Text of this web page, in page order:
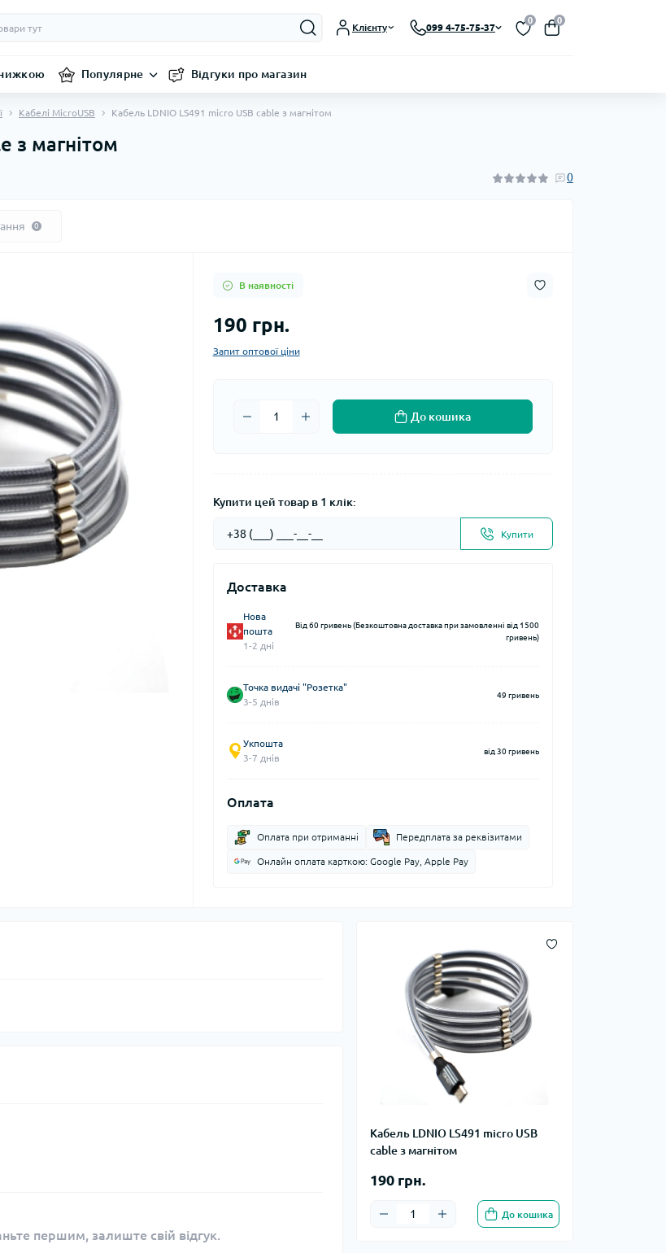
Клієнту 099 4-75-75-37
0 0
Популярне Відгуки про магазин
Кабелі MicroUSB Кабель LDNIO LS491 micro USB cable з магнітом
з магнітом
0
0
В наявності
190 грн.
Запит оптової ціни
До кошика
Купити цей товар в 1 клік:
Купити
Доставка
Нова
пошта
1-2 дні
Від 60 гривень (Безкоштовна доставка при замовленні від 1500
гривень)
Точка видачі "Розетка"
3-5 днів
49 гривень
Укпошта
3-7 днів
від 30 гривень
Оплата
Оплата при отриманні Передплата за реквізитами
Онлайн оплата карткою: Google Pay, Apple Pay
Кабель LDNIO LS491 micro USB
cable з магнітом
190 грн.
До кошика
першим, залиште свій відгук.